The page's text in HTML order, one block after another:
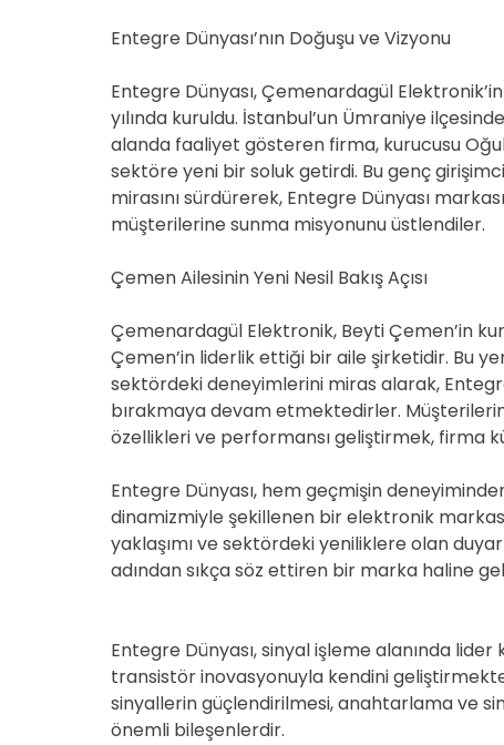
Entegre Dünyası’nın Doğuşu ve Vizyonu
Entegre Dünyası, Çemenardagül
yılında kuruldu. İstanbul’un Ümraniye
alanda faaliyet gösteren firma, kurucusu
sektöre yeni bir soluk getirdi. Bu genç
mirasını sürdürerek, Entegre Dünyası
müşterilerine sunma misyonunu üstlendiler.
Çemen Ailesinin Yeni Nesil Bakış Açısı
Çemenardagül Elektronik, Beyti Çemen’in
Çemen’in liderlik ettiği bir aile şirketidir. Bu
sektördeki deneyimlerini miras alarak,
bırakmaya devam etmektedirler.
özellikleri ve performansı geliştirmek, firma
Entegre Dünyası, hem geçmişin
dinamizmiyle şekillenen bir elektronik
yaklaşımı ve sektördeki yeniliklere olan
adından sıkça söz ettiren bir marka haline
Entegre Dünyası, sinyal işleme alanında
transistör inovasyonuyla kendini
sinyallerin güçlendirilmesi, anahtarlama ve
önemli bileşenlerdir.